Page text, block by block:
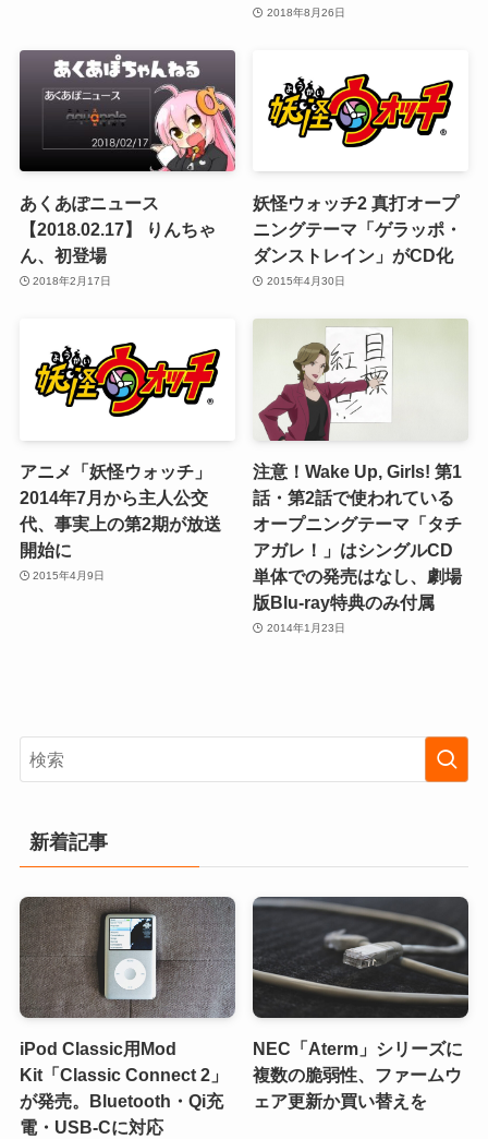
2018年8月26日
あくあぽニュース
【2018.02.17】 りんちゃ
ん、初登場
2018年2月17日
妖怪ウォッチ2 真打オープ
ニングテーマ「ゲラッポ・
ダンストレイン」がCD化
2015年4月30日
アニメ「妖怪ウォッチ」
2014年7月から主人公交
代、事実上の第2期が放送
開始に
2015年4月9日
注意！Wake Up, Girls! 第1
話・第2話で使われている
オープニングテーマ「タチ
アガレ！」はシングルCD
単体での発売はなし、劇場
版Blu-ray特典のみ付属
2014年1月23日
新着記事
iPod Classic用Mod
Kit「Classic Connect 2」
が発売。Bluetooth・Qi充
電・USB-Cに対応
NEC「Aterm」シリーズに
複数の脆弱性、ファームウ
ェア更新か買い替えを